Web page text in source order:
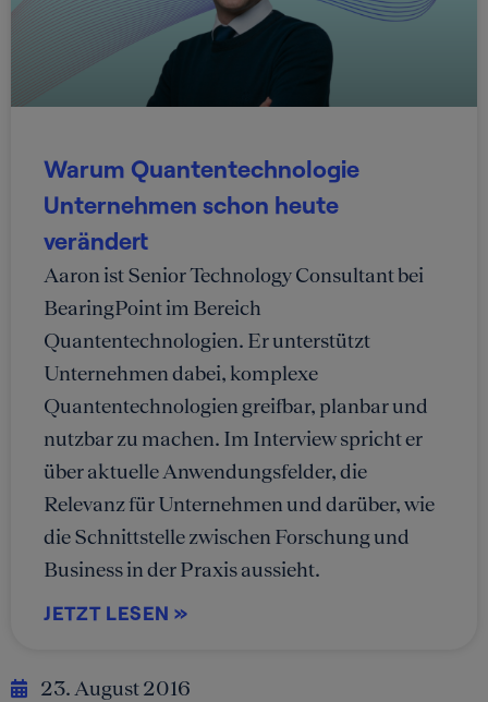
Warum Quantentechnologie
Unternehmen schon heute
verändert
Aaron ist Senior Technology Consultant bei
BearingPoint im Bereich
Quantentechnologien. Er unterstützt
Unternehmen dabei, komplexe
Quantentechnologien greifbar, planbar und
nutzbar zu machen. Im Interview spricht er
über aktuelle Anwendungsfelder, die
Relevanz für Unternehmen und darüber, wie
die Schnittstelle zwischen Forschung und
Business in der Praxis aussieht.
JETZT LESEN »
23. August 2016